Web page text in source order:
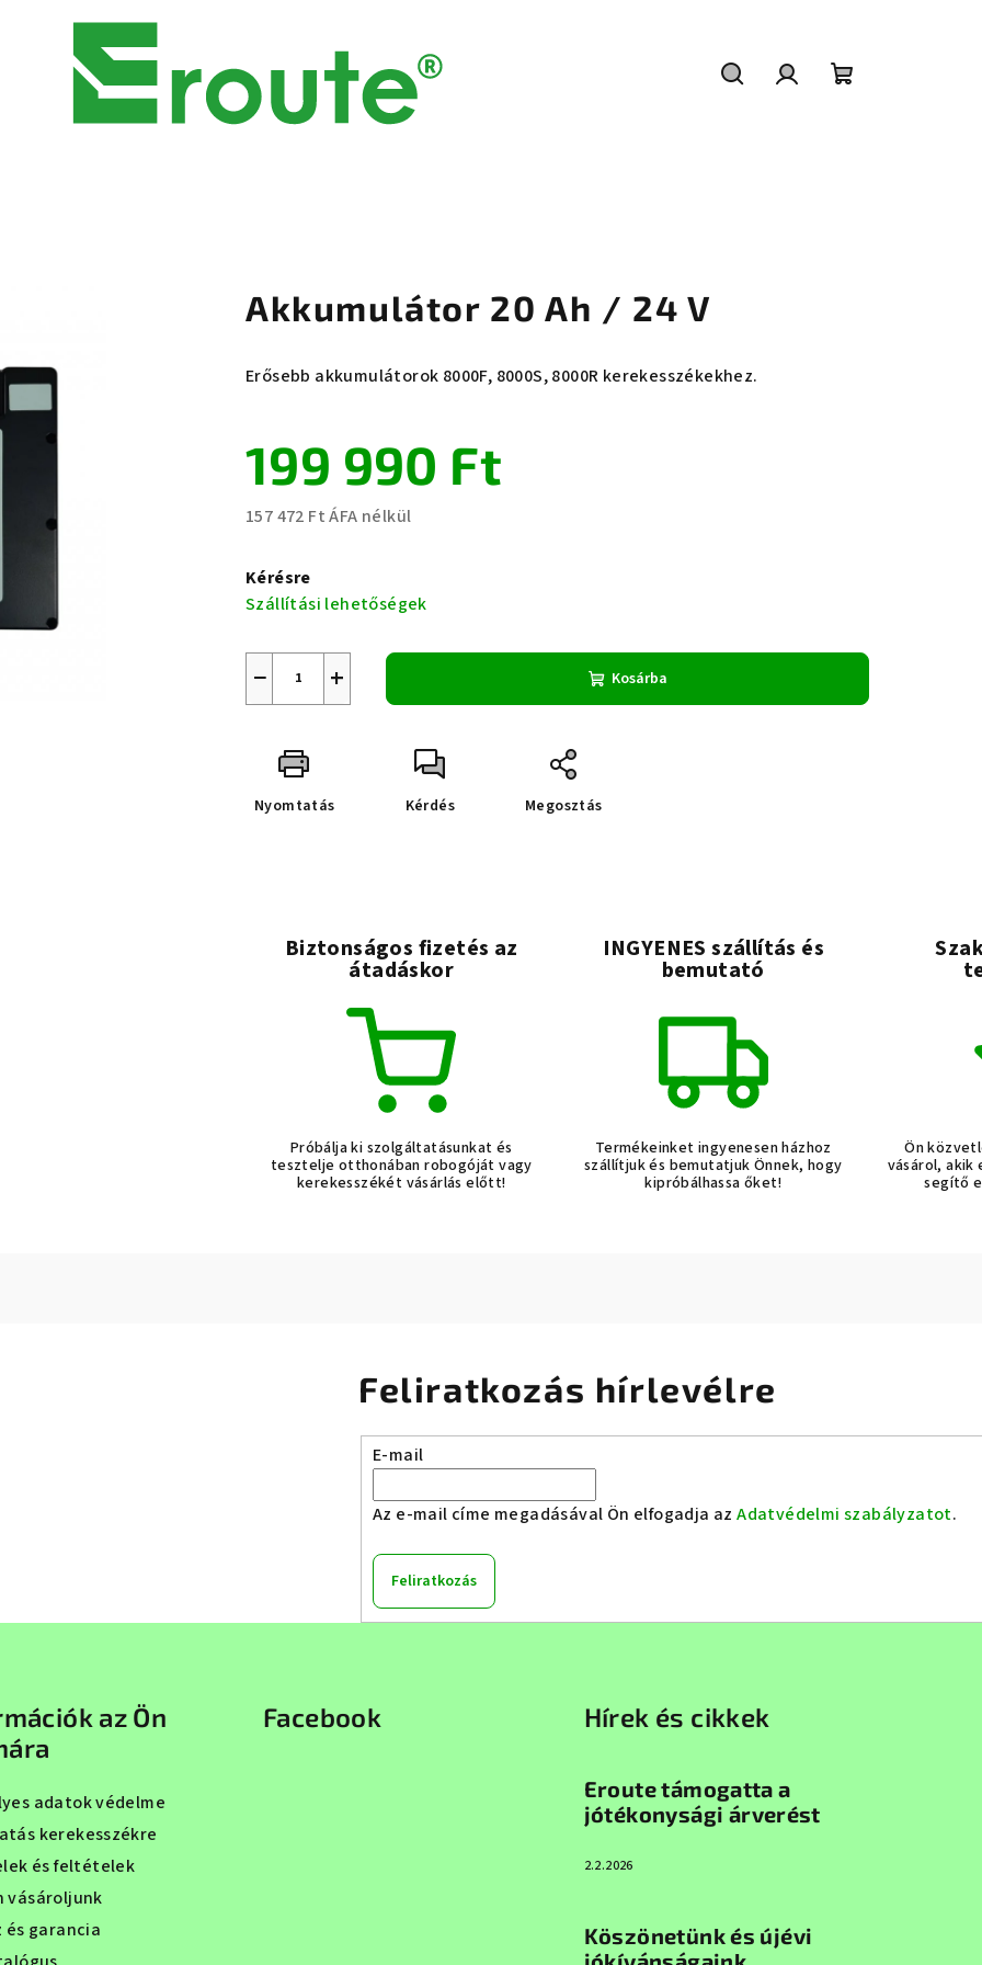
Akkumulátor 20 Ah / 24 V
Erősebb akkumulátorok 8000F, 8000S, 8000R kerekesszékekhez.
199 990 Ft
157 472 Ft ÁFA nélkül
Kérésre
Szállítási lehetőségek
+
− Kosárba
Nyomtatás Kérdés Megosztás
Biztonságos fizetés az
átadáskor
Próbálja ki szolgáltatásunkat és
tesztelje otthonában robogóját vagy
kerekesszékét vásárlás előtt!
INGYENES szállítás és
bemutató
Termékeinket ingyenesen házhoz
szállítjuk és bemutatjuk Önnek, hogy
kipróbálhassa őket!
Ön
vásárol,
segítő
Feliratkozás hírlevélre
E-mail
Az e-mail címe megadásával Ön elfogadja azAdatvédelmi szabályzatot.
Feliratkozás
az Ön
adatok védelme
kerekesszékre
és feltételek
vásároljunk
és garancia
Facebook Hírek és cikkek
Eroute támogatta a
jótékonysági árverést
2.2.2026
Köszönetünk és újévi